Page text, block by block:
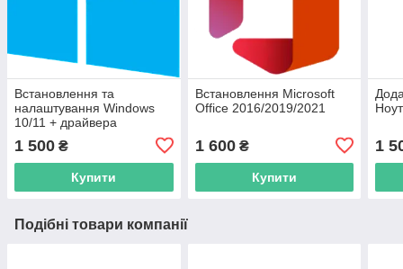
Встановлення та
налаштування Windows
10/11 + драйвера
1 500 ₴
Купити
Встановлення Microsoft
Office 2016/2019/2021
1 600₴
Купити
1
Подібні товари компанії